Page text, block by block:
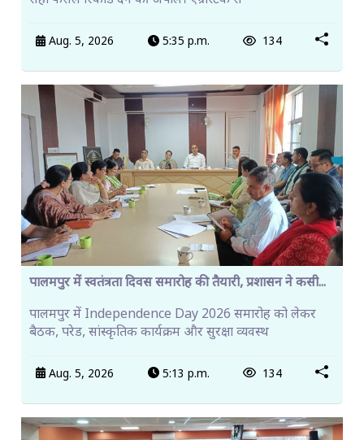
Aug. 5, 2026 5:35 p.m. 134
पालमपुर में स्वतंत्रता दिवस समारोह की तैयारी, प्रशासन ने कसी...
पालमपुर में Independence Day 2026 समारोह को लेकर
बैठक, परेड, सांस्कृतिक कार्यक्रम और सुरक्षा व्यवस्थ
Aug. 5, 2026 5:13 p.m. 134